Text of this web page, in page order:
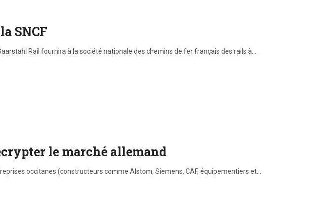
SNCF
Rail fournira à la société nationale des chemins de fer français des rails à…
le marché allemand
occitanes (constructeurs comme Alstom, Siemens, CAF, équipementiers et…